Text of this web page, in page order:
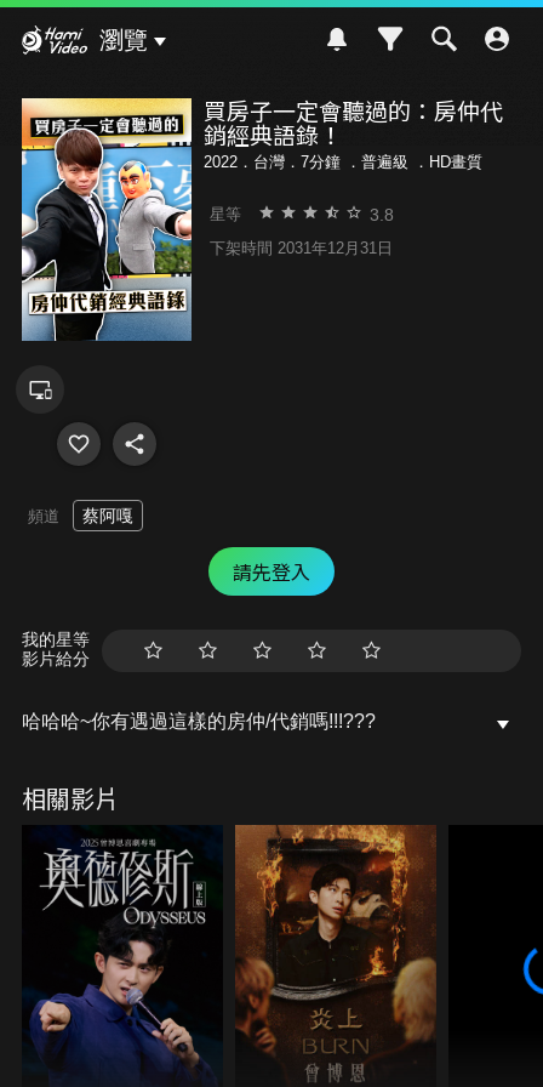
瀏覽
買房子一定會聽過的：房仲代
銷經典語錄！
2022．台灣．7分鐘 ． 普遍級 ．HD畫質
星等 3.8
下架時間 2031年12月31日
頻道 蔡阿嘎
請先登入
我的星等
影片給分
哈哈哈~你有遇過這樣的房仲/代銷嗎!!!???
相關影片